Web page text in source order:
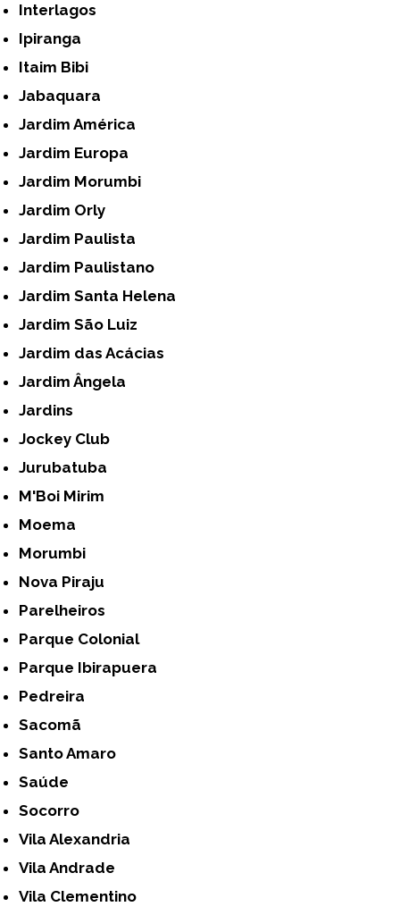
Interlagos
Ipiranga
Itaim Bibi
Jabaquara
Jardim América
Jardim Europa
Jardim Morumbi
Jardim Orly
Jardim Paulista
Jardim Paulistano
Jardim Santa Helena
Jardim São Luiz
Jardim das Acácias
Jardim Ângela
Jardins
Jockey Club
Jurubatuba
M'Boi Mirim
Moema
Morumbi
Nova Piraju
Parelheiros
Parque Colonial
Parque Ibirapuera
Pedreira
Sacomã
Santo Amaro
Saúde
Socorro
Vila Alexandria
Vila Andrade
Vila Clementino